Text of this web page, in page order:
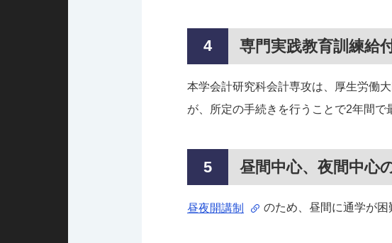
専門実践教育訓練給
本学会計研究科会計専攻は、厚生労働大
が、所定の手続きを行うことで2年間で
昼間中心、夜間中心
昼夜開講制 のため、昼間に通学が困